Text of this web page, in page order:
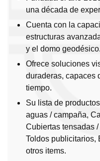
una década de
Cuenta con la
estructuras
y el domo geodésico.
Ofrece soluciones
duraderas, capaces
tiempo.
Su lista de
aguas / campaña,
Cubiertas tensadas
Toldos publicitarios,
otros items.